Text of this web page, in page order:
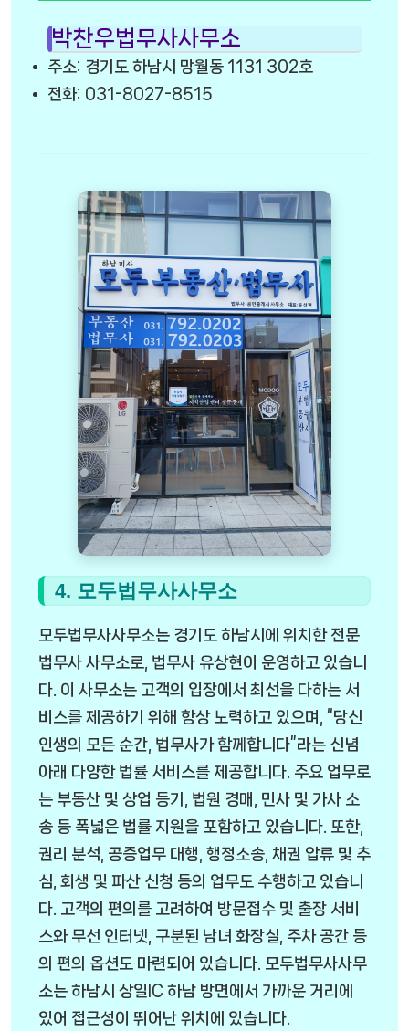
박찬우법무사사무소
주소: 경기도 하남시 망월동 1131 302호
전화: 031-8027-8515
4. 모두법무사사무소
모두법무사사무소는 경기도 하남시에 위치한 전문
법무사 사무소로, 법무사 유상현이 운영하고 있습니
다. 이 사무소는 고객의 입장에서 최선을 다하는 서
비스를 제공하기 위해 항상 노력하고 있으며, “당신
인생의 모든 순간, 법무사가 함께합니다”라는 신념
아래 다양한 법률 서비스를 제공합니다. 주요 업무로
는 부동산 및 상업 등기, 법원 경매, 민사 및 가사 소
송 등 폭넓은 법률 지원을 포함하고 있습니다. 또한,
권리 분석, 공증업무 대행, 행정소송, 채권 압류 및 추
심, 회생 및 파산 신청 등의 업무도 수행하고 있습니
다. 고객의 편의를 고려하여 방문접수 및 출장 서비
스와 무선 인터넷, 구분된 남녀 화장실, 주차 공간 등
의 편의 옵션도 마련되어 있습니다. 모두법무사사무
소는 하남시 상일IC 하남 방면에서 가까운 거리에
있어 접근성이 뛰어난 위치에 있습니다.